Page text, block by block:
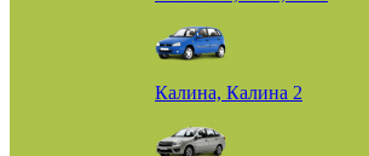
Калина, Калина 2